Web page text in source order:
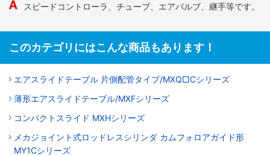
スピードコントローラ、チューブ、エアバルブ、継手等です。
このカテゴリにはこんな商品もあります！
エアスライドテーブル 片側配管タイプ/MXQ□Cシリーズ
薄形エアスライドテーブル/MXFシリーズ
コンパクトスライド MXHシリーズ
メカジョイント式ロッドレスシリンダ カムフォロアガイド形
MY1Cシリーズ